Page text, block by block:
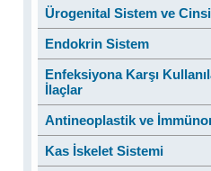
Ürogenital Sistem ve
Endokrin Sistem
Enfeksiyona Karşı
İlaçlar
Antineoplastik ve
Kas İskelet Sistemi